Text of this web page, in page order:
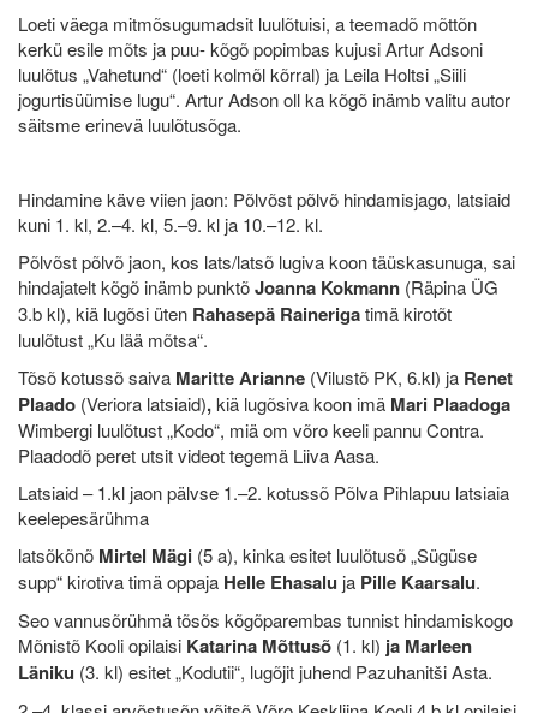
Loeti väega mitmõsugumadsit luulõtuisi, a teemadõ mõttõn
kerkü esile mõts ja puu- kõgõ popimbas kujusi Artur Adsoni
luulõtus „Vahetund“ (loeti kolmõl kõrral) ja Leila Holtsi „Siili
jogurtisüümise lugu“. Artur Adson oll ka kõgõ inämb valitu autor
säitsme erinevä luulõtusõga.
Hindamine käve viien jaon: Põlvõst põlvõ hindamisjago, latsiaid
kuni 1. kl, 2.–4. kl, 5.–9. kl ja 10.–12. kl.
Põlvõst põlvõ jaon, kos lats/latsõ lugiva koon täüskasunuga, sai
hindajatelt kõgõ inämb punktõJoanna Kokmann (Räpina ÜG
3.b kl), kiä lugõsi üten Rahasepä Rainerigatimä kirotõt
luulõtust „Ku lää mõtsa“.
Tõsõ kotussõ saiva Maritte Arianne (Vilustõ PK, 6.kl) ja Renet
Plaado (Veriora latsiaid),kiä lugõsiva koon imä Mari Plaadoga
Wimbergi luulõtust „Kodo“, miä om võro keeli pannu Contra.
Plaadodõ peret utsit videot tegemä Liiva Aasa.
Latsiaid – 1.kl jaon pälvse 1.–2. kotussõ Põlva Pihlapuu latsiaia
keelepesärühma
latsõkõnõ Mirtel Mägi (5 a), kinka esitet luulõtusõ „Sügüse
supp“ kirotiva timä oppaja Helle Ehasalu ja Pille Kaarsalu.
Seo vannusõrühmä tõsõs kõgõparembas tunnist hindamiskogo
Mõnistõ Kooli opilaisi Katarina Mõttusõ (1. kl) ja Marleen
Läniku (3. kl) esitet „Kodutii“, lugõjit juhend Pazuhanitši Asta.